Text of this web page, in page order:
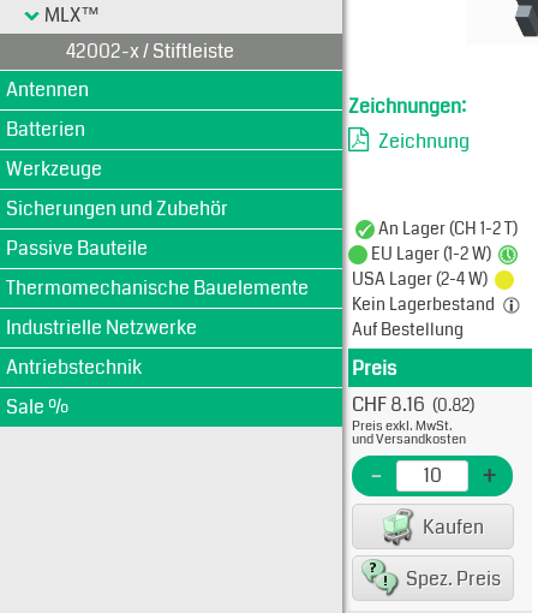
MLX™
42002-x / Stiftleiste
Antennen
Batterien
Werkzeuge
Sicherungen und Zubehör
Passive Bauteile
Thermomechanische Bauelemente
Industrielle Netzwerke
Antriebstechnik
Sale %
Zeichnungen:
Zeichnung
An Lager (CH 1-2 T)
EU Lager (1-2 W)
USA Lager (2-4 W)
Kein Lagerbestand
Auf Bestellung
Produkt
Preis
EME
CHF 8.16 (0.82)
Preis exkl. MwSt.
und Versandkosten
- +
Kaufen
Spez. Preis